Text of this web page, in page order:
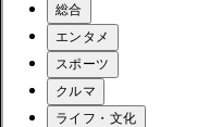
総合
エンタメ
スポーツ
クルマ
ライフ・文化